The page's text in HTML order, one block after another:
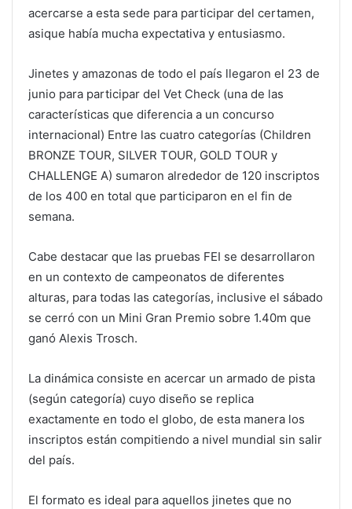
acercarse a esta sede para participar del certamen,
asique había mucha expectativa y entusiasmo.
Jinetes y amazonas de todo el país llegaron el 23 de
junio para participar del Vet Check (una de las
características que diferencia a un concurso
internacional) Entre las cuatro categorías (Children
BRONZE TOUR, SILVER TOUR, GOLD TOUR y
CHALLENGE A) sumaron alrededor de 120 inscriptos
de los 400 en total que participaron en el fin de
semana.
Cabe destacar que las pruebas FEI se desarrollaron
en un contexto de campeonatos de diferentes
alturas, para todas las categorías, inclusive el sábado
se cerró con un Mini Gran Premio sobre 1.40m que
ganó Alexis Trosch.
La dinámica consiste en acercar un armado de pista
(según categoría) cuyo diseño se replica
exactamente en todo el globo, de esta manera los
inscriptos están compitiendo a nivel mundial sin salir
del país.
El formato es ideal para aquellos jinetes que no